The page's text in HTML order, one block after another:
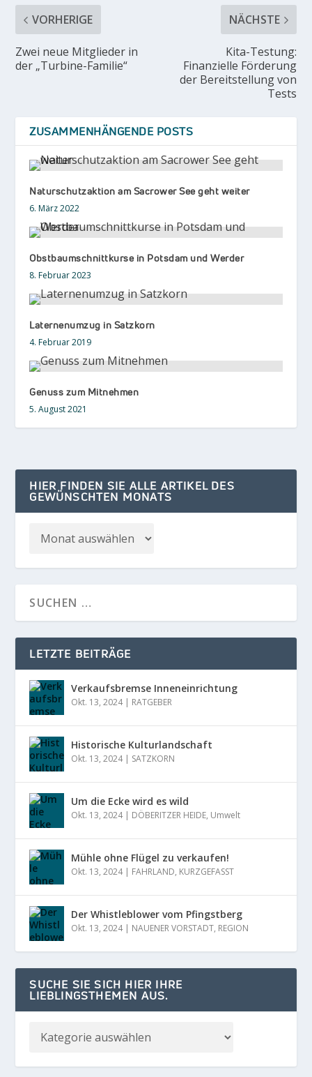
VORHERIGE
Zwei neue Mitglieder in
der „Turbine-Familie“
NÄCHSTE
Kita-Testung:
Finanzielle Förderung
der Bereitstellung von
Tests
ZUSAMMENHÄNGENDE POSTS
Naturschutzaktion am Sacrower See geht weiter
6. März 2022
Obstbaumschnittkurse in Potsdam und Werder
8. Februar 2023
Laternenumzug in Satzkorn
4. Februar 2019
Genuss zum Mitnehmen
5. August 2021
HIER FINDEN SIE ALLE ARTIKEL DES
GEWÜNSCHTEN MONATS
LETZTE BEITRÄGE
Verkaufsbremse Inneneinrichtung
Okt. 13, 2024| RATGEBER
Historische Kulturlandschaft
Okt. 13, 2024| SATZKORN
Um die Ecke wird es wild
Okt. 13, 2024| DÖBERITZER HEIDE, Umwelt
Mühle ohne Flügel zu verkaufen!
Okt. 13, 2024| FAHRLAND, KURZGEFASST
Der Whistleblower vom Pfingstberg
Okt. 13, 2024| NAUENER VORSTADT, REGION
SUCHE SIE SICH HIER IHRE
LIEBLINGSTHEMEN AUS.